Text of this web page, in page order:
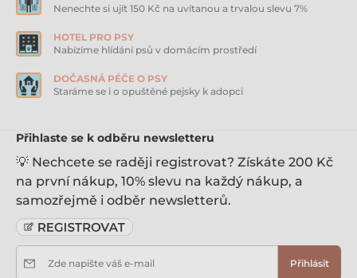
inulin z čekanky 0,4 %, lignocelulóza, tymián 0,025 %,
petržel 0,025 % Analýza: hrubé bílkoviny 10 %, hrubé
oleje a tuky 3,5 %, hrubé popeloviny 2,5 %, hrubá
vláknina 0,4 %, vlhkost 81 % Doplňkové látky /kg:
vitamin D3 (3a671) 160 LE/IU/UI, vitamin E 100 mg,
zinek 10 mg, mangan 2 mg, měď 1,2 mg, jód 0,2 mg,
aktivitě, věku, velikosti, plemenu a životnímu stylu
vaší kočky. Datum minimální trvanlivosti a číslo šarže
najdete na zadní straně obalu. Krmivo skladujte v
suchu. Po otevření skladujte v lednici a co nejdříve
spotřebujte.
Nenechte si ujít 150 Kč na uvítanou a trvalou slevu 7%
HOTEL PRO PSY
Nabízíme hlídání psů v domácím prostředí
DOČASNÁ PÉČE O PSY
Staráme se i o opuštěné pejsky k adopci
Přihlaste se k odběru newsletteru
💡 Nechcete se raději registrovat? Získáte 200 Kč
na první nákup, 10% slevu na každý nákup, a
samozřejmě i odběr newsletterů.
Zde napište váš e-mail Přihlásit